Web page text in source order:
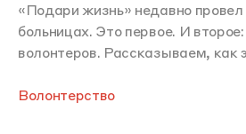
«Подари жизнь» недавно провел
больницах. Это первое. И
волонтеров. Рассказываем, как
Волонтерство